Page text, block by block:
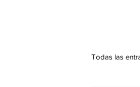
Todas las